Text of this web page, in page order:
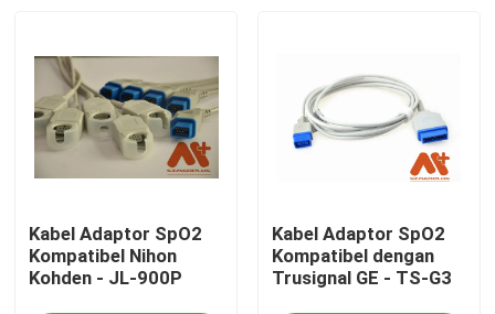
Kabel Adaptor SpO2
Kompatibel Nihon
Kohden - JL-900P
Kabel Adaptor SpO2
Kompatibel dengan
Trusignal GE - TS-G3